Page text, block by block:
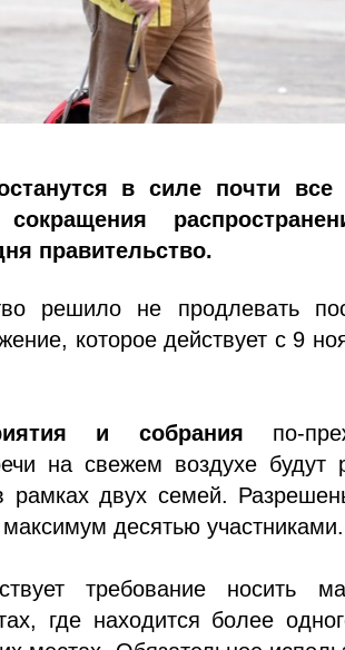
в силе почти все
правительство.
решило не продлевать
которое действует с 9
и собрания по-
на свежем воздухе будут
рамках двух семей.
десятью участниками.
требование носить
где находится более